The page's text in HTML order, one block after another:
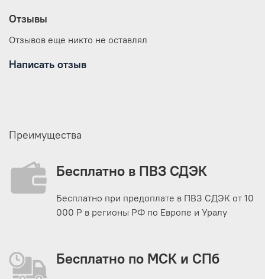
Отзывы
Отзывов еще никто не оставлял
Написать отзыв
Преимущества
Бесплатно в ПВЗ СДЭК
Бесплатно при предоплате в ПВЗ СДЭК от 10
000 Р в регионы РФ по Европе и Уралу
Бесплатно по МСК и СПб